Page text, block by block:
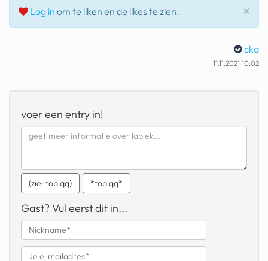
geochelone yniphora
it really whips the llama s
ass
boring phone
bakelse princess taart
dunkin donuts
ryanair
×
Log in om te liken en de likes te zien.
cka
11.11.2021 10:02
voer een entry in!
(zie: topiqq) *topiqq*
Gast? Vul eerst dit in...